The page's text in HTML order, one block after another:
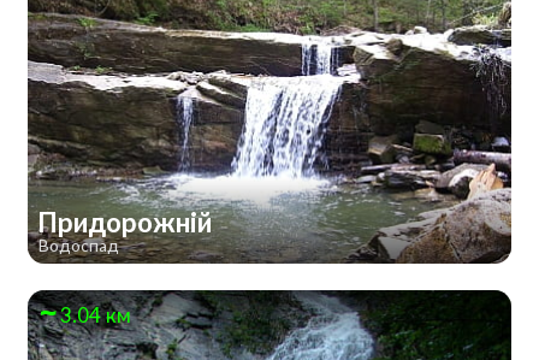
Придорожній
Водоспад
3.04 км